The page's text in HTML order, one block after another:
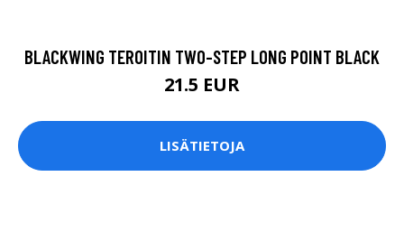
BLACKWING TEROITIN TWO-STEP LONG POINT BLACK
21.5 EUR
LISÄTIETOJA